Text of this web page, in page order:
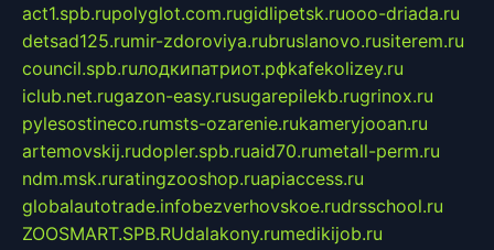
act1.spb.rupolyglot.com.rugidlipetsk.ruooo-driada.ru
detsad125.rumir-zdoroviya.rubruslanovo.rusiterem.ru
council.spb.ruлодкипатриот.рфkafekolizey.ru
iclub.net.rugazon-easy.rusugarepilekb.rugrinox.ru
pylesostineco.rumsts-ozarenie.rukameryjooan.ru
artemovskij.rudopler.spb.ruaid70.rumetall-perm.ru
ndm.msk.ruratingzooshop.ruapiaccess.ru
globalautotrade.infobezverhovskoe.rudrsschool.ru
ZOOSMART.SPB.RUdalakony.rumedikijob.ru